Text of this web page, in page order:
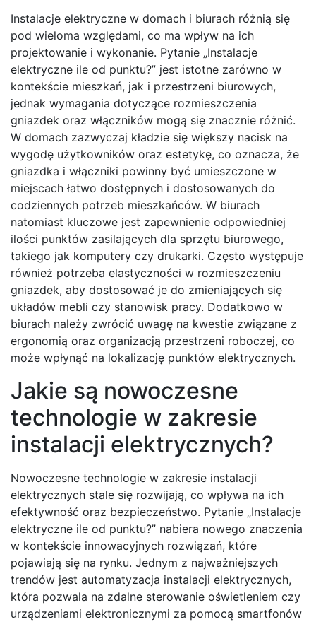
Instalacje elektryczne w domach i biurach różnią się
pod wieloma względami, co ma wpływ na ich
projektowanie i wykonanie. Pytanie „Instalacje
elektryczne ile od punktu?” jest istotne zarówno w
kontekście mieszkań, jak i przestrzeni biurowych,
jednak wymagania dotyczące rozmieszczenia
gniazdek oraz włączników mogą się znacznie różnić.
W domach zazwyczaj kładzie się większy nacisk na
wygodę użytkowników oraz estetykę, co oznacza, że
gniazdka i włączniki powinny być umieszczone w
miejscach łatwo dostępnych i dostosowanych do
codziennych potrzeb mieszkańców. W biurach
natomiast kluczowe jest zapewnienie odpowiedniej
ilości punktów zasilających dla sprzętu biurowego,
takiego jak komputery czy drukarki. Często występuje
również potrzeba elastyczności w rozmieszczeniu
gniazdek, aby dostosować je do zmieniających się
układów mebli czy stanowisk pracy. Dodatkowo w
biurach należy zwrócić uwagę na kwestie związane z
ergonomią oraz organizacją przestrzeni roboczej, co
może wpłynąć na lokalizację punktów elektrycznych.
Jakie są nowoczesne
technologie w zakresie
instalacji elektrycznych?
Nowoczesne technologie w zakresie instalacji
elektrycznych stale się rozwijają, co wpływa na ich
efektywność oraz bezpieczeństwo. Pytanie „Instalacje
elektryczne ile od punktu?” nabiera nowego znaczenia
w kontekście innowacyjnych rozwiązań, które
pojawiają się na rynku. Jednym z najważniejszych
trendów jest automatyzacja instalacji elektrycznych,
która pozwala na zdalne sterowanie oświetleniem czy
urządzeniami elektronicznymi za pomocą smartfonów